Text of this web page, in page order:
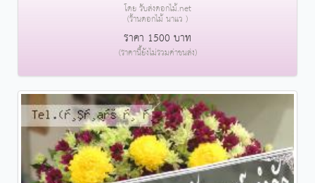
โดย รับส่งดอกไม้.net
(ร้านดอกไม้ นาแว )
ราคา 1500 บาท
(ราคานี้ยังไม่รวมค่าขนส่ง)